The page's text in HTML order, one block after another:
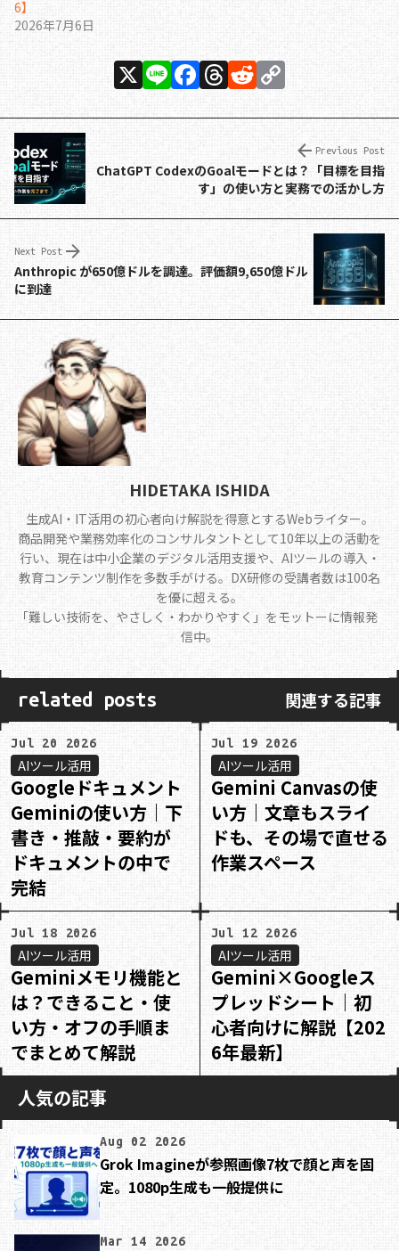
6】
2026年7月6日
X Li
n
e
F
a
c
e
b
o
k
T
h
re
a
d
s
R
e
d
di
t
p
y
Li
n
Previous Post
ChatGPT CodexのGoalモードとは？「目標を目指
す」の使い方と実務での活かし方
Next Post
Anthropic が650億ドルを調達。評価額9,650億ドル
に到達
HIDETAKA ISHIDA
生成AI・IT活用の初心者向け解説を得意とするWebライター。
商品開発や業務効率化のコンサルタントとして10年以上の活動を
行い、現在は中小企業のデジタル活用支援や、AIツールの導入・
教育コンテンツ制作を多数手がける。DX研修の受講者数は100名
を優に超える。
｢難しい技術を、やさしく・わかりやすく」をモットーに情報発
信中。
related posts 関連する記事
Jul 20 2026
AIツール活用
Googleドキュメント
Geminiの使い方｜下
書き・推敲・要約が
ドキュメントの中で
完結
Jul 19 2026
AIツール活用
Gemini Canvasの使
い方｜文章もスライ
ドも、その場で直せる
作業スペース
Jul 18 2026
AIツール活用
Geminiメモリ機能と
は？できること・使
い方・オフの手順ま
でまとめて解説
Jul 12 2026
AIツール活用
Gemini×Googleス
プレッドシート｜初
心者向けに解説【202
6年最新】
人気の記事
Aug 02 2026
Grok Imagineが参照画像7枚で顔と声を固
定。1080p生成も一般提供に
Mar 14 2026